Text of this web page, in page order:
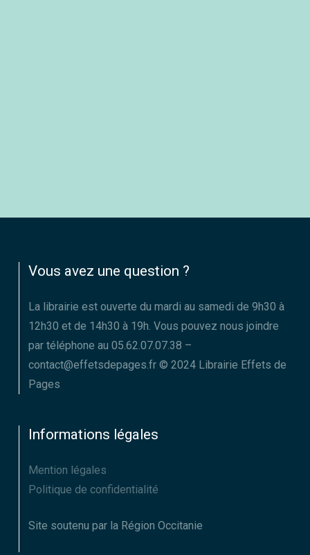
Vous avez une question ?
La librairie est ouverte du mardi au samedi de 9h30 à
12h30 et de 14h30 à 19h. Vous pouvez nous joindre
par téléphone au 05.62.07.07.38 –
contact@effetsdepages.fr © 2024 Librairie Effets de
Pages
Informations légales
Mention légales
Politique de confidentialité
Site soutenu par la Région Occitanie